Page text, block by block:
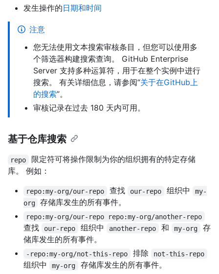
发生操作的日期和时间
注意
您无法使用文本搜索审核条目，但您可以使用多
个筛选器构建搜索查询。 GitHub Enterprise
Server 支持多种运算符，用于在整个实例中进行
搜索。 有关详细信息，请参阅“关于在GitHub上
的搜索”。
审核记录在过去 180 天内可用。
基于仓库搜索
repo
限定符可将操作限制为你的组织拥有的特定存储
库。 例如：
repo:my-org/our-repo 查找 our-repo 组织中
my-
org
存储库发生的所有事件。
repo:my-org/our-repo repo:my-org/another-repo
查找 our-repo 组织中 another-repo 和 my-org
存
储库发生的所有事件。
-repo:my-org/not-this-repo 排除 not-this-repo
组织中 my-org 存储库发生的所有事件。